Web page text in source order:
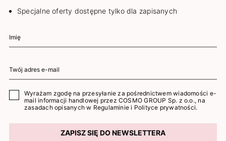
Specjalne oferty dostępne tylko dla zapisanych
Wyrażam zgodę na przesyłanie za pośrednictwem wiadomości e-
mail informacji handlowej przez COSMO GROUP Sp. z o.o., na
zasadach opisanych w Regulaminie i Polityce prywatności.
ZAPISZ SIĘ DO NEWSLETTERA